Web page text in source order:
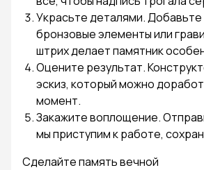
Украсьте деталями. Добавьте
бронзовые элементы или
штрих делает памятник
Оцените результат.
эскиз, который можно
момент.
Закажите воплощение.
мы приступим к работе,
Сделайте память вечной